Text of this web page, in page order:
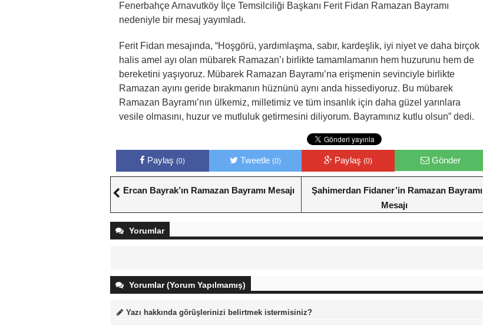
Fenerbahçe Arnavutköy İlçe Temsilciliği Başkanı Ferit Fidan Ramazan Bayramı
nedeniyle bir mesaj yayımladı.
Ferit Fidan mesajında, “Hoşgörü, yardımlaşma, sabır, kardeşlik, iyi niyet ve daha birçok
halis amel ayı olan mübarek Ramazan’ı birlikte tamamlamanın hem huzurunu hem de
bereketini yaşıyoruz. Mübarek Ramazan Bayramı’na erişmenin sevinciyle birlikte
Ramazan ayını geride bırakmanın hüznünü aynı anda hissediyoruz. Bu mübarek
Ramazan Bayramı’nın ülkemiz, milletimiz ve tüm insanlık için daha güzel yarınlara
vesile olmasını, huzur ve mutluluk getirmesini diliyorum. Bayramınız kutlu olsun” dedi.
Paylaş(0) Tweetle (0) Paylaş (0) Gönder
Ercan Bayrak’ın Ramazan Bayramı Mesajı
Şahimerdan Fidaner’in Ramazan Bayramı
Mesajı
Yorumlar
Yorumlar (Yorum Yapılmamış)
Yazı hakkında görüşlerinizi belirtmek istermisiniz?